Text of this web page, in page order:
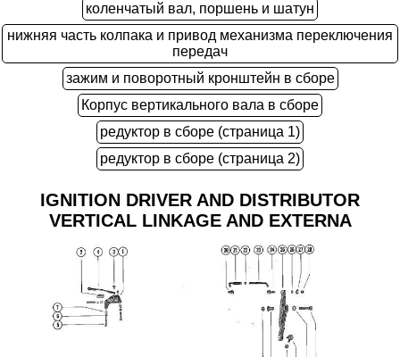
коленчатый вал, поршень и шатун
нижняя часть колпака и привод механизма переключения
передач
зажим и поворотный кронштейн в сборе
Корпус вертикального вала в сборе
редуктор в сборе (страница 1)
редуктор в сборе (страница 2)
IGNITION DRIVER AND DISTRIBUTOR
VERTICAL LINKAGE AND EXTERNA